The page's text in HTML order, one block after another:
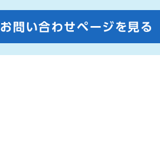
お問い合わせページを見る